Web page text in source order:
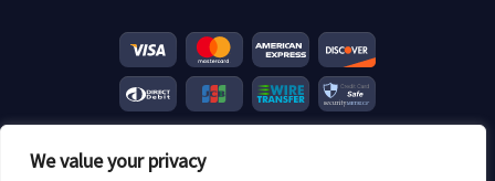
We value your privacy